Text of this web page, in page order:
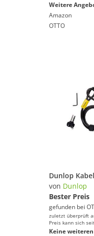
Weitere
Amazon
OTTO
von Dunlop
Bester Preis
gefunden bei
zuletzt überprüft
Preis kann sich
Keine